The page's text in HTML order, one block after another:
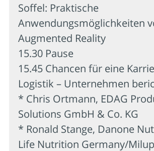
Soffel: Praktische
Anwendungsmöglichkeiten
Augmented Reality
15.30 Pause
15.45 Chancen für eine
Logistik – Unternehmen
* Chris Ortmann, EDAG
Solutions GmbH & Co. KG
* Ronald Stange, Danone
Life Nutrition Germany/